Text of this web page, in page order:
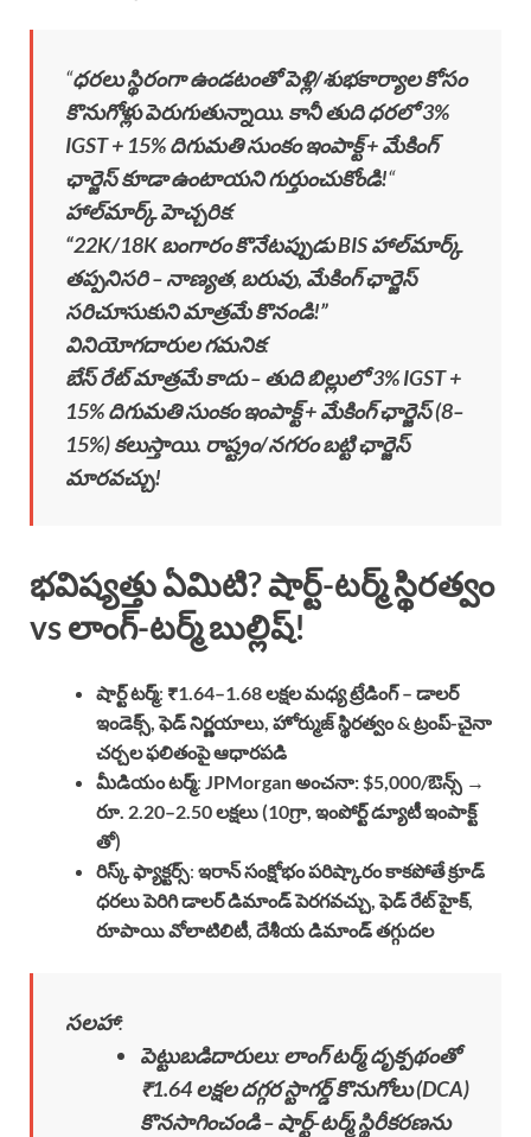
“ధరలు స్థిరంగా ఉండటంతో పెళ్లి/శుభకార్యాల కోసం
కొనుగోళ్లు పెరుగుతున్నాయి. కానీ తుది ధరలో 3%
IGST + 15% దిగుమతి సుంకం ఇంపాక్ట్ + మేకింగ్
ఛార్జెస్ కూడా ఉంటాయని గుర్తుంచుకోండి!“
హాల్‌మార్క్ హెచ్చరిక:
“22K/18K బంగారం కొనేటప్పుడు BIS హాల్‌మార్క్
తప్పనిసరి – నాణ్యత, బరువు, మేకింగ్ ఛార్జెస్
సరిచూసుకుని మాత్రమే కొనండి!”
వినియోగదారుల గమనిక:
బేస్ రేట్ మాత్రమే కాదు – తుది బిల్లులో 3% IGST +
15% దిగుమతి సుంకం ఇంపాక్ట్ + మేకింగ్ ఛార్జెస్ (8–
15%) కలుస్తాయి. రాష్ట్రం/నగరం బట్టి ఛార్జెస్
మారవచ్చు!
భవిష్యత్తు ఏమిటి? షార్ట్-టర్మ్ స్థిరత్వం
vs లాంగ్-టర్మ్ బుల్లిష్!
షార్ట్ టర్మ్: ₹1.64–1.68 లక్షల మధ్య ట్రేడింగ్ – డాలర్
ఇండెక్స్, ఫెడ్ నిర్ణయాలు, హోర్ముజ్ స్థిరత్వం & ట్రంప్-చైనా
చర్చల ఫలితంపై ఆధారపడి
మీడియం టర్మ్: JPMorgan అంచనా: $5,000/ఔన్స్ →
రూ. 2.20–2.50 లక్షలు (10గ్రా, ఇంపోర్ట్ డ్యూటీ ఇంపాక్ట్
తో)
రిస్క్ ఫ్యాక్టర్స్: ఇరాన్ సంక్షోభం పరిష్కారం కాకపోతే క్రూడ్
ధరలు పెరిగి డాలర్ డిమాండ్ పెరగవచ్చు, ఫెడ్ రేట్ హైక్,
రూపాయి వోలాటిలిటీ, దేశీయ డిమాండ్ తగ్గుదల
సలహా:
పెట్టుబడిదారులు:లాంగ్ టర్మ్ దృక్పథంతో
₹1.64 లక్షల దగ్గర స్టాగర్డ్ కొనుగోలు (DCA)
కొనసాగించండి – షార్ట్-టర్మ్ స్థిరీకరణను